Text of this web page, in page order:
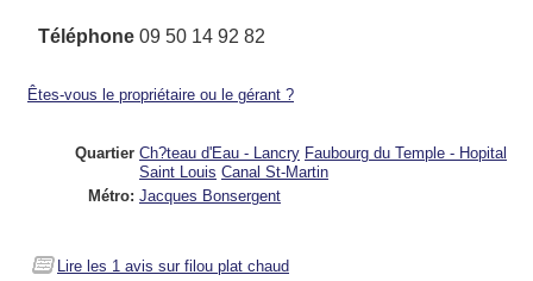
Téléphone 09 50 14 92 82
Êtes-vous le propriétaire ou le gérant ?
Quartier Ch?teau d'Eau - Lancry Faubourg du Temple - Hopital
Saint Louis Canal St-Martin
Métro: Jacques Bonsergent
Lire les 1 avis sur filou plat chaud